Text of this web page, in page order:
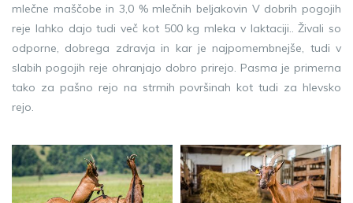
mlečne maščobe in 3,0 % mlečnih beljakovin V dobrih pogojih
reje lahko dajo tudi več kot 500 kg mleka v laktaciji.. Živali so
odporne, dobrega zdravja in kar je najpomembnejše, tudi v
slabih pogojih reje ohranjajo dobro prirejo. Pasma je primerna
tako za pašno rejo na strmih površinah kot tudi za hlevsko
rejo.